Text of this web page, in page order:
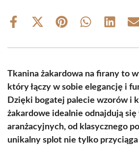
Share
Share
(Twitter)
Share Share Share
Tkanina żakardowa na firany to
który łączy w sobie elegancję i
Dzięki bogatej palecie wzorów i
żakardowe idealnie odnajdują
aranżacyjnych, od klasycznego
unikalny splot nie tylko